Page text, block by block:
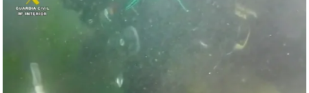
David Valverde